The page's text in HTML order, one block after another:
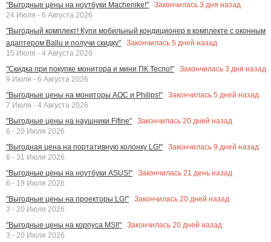
"Выгодные цены на ноутбуки Machenike!"
Закончилась 3 дня назад
24 Июля - 6 Августа 2026
"Выгодный комплект! Купи мобильный кондиционер в комплекте с оконным
адаптером Ballu и получи скидку"
Закончилась 5 дней назад
15 Июля - 4 Августа 2026
"Скидка при покупке монитора и мини ПК Tecno!"
Закончилась 3 дня назад
9 Июля - 6 Августа 2026
"Выгодные цены на мониторы AOC и Philips!"
Закончилась 5 дней назад
7 Июля - 4 Августа 2026
"Выгодные цены на наушники Fifine"
Закончилась 20 дней назад
6 - 20 Июля 2026
"Выгодная цена на портативную колонку LG!"
Закончилась 9 дней назад
6 - 31 Июля 2026
"Выгодные цены на ноутбуки ASUS!"
Закончилась 21 день назад
6 - 19 Июля 2026
"Выгодные цены на проекторы LG!"
Закончилась 20 дней назад
3 - 20 Июля 2026
"Выгодные цены на корпуса MSI!"
Закончилась 20 дней назад
3 - 20 Июля 2026